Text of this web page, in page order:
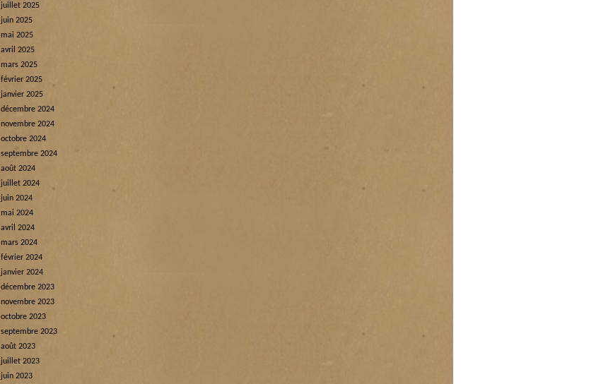
juillet 2025
juin 2025
mai 2025
avril 2025
mars 2025
février 2025
janvier 2025
décembre 2024
novembre 2024
octobre 2024
septembre 2024
août 2024
juillet 2024
juin 2024
mai 2024
avril 2024
mars 2024
février 2024
janvier 2024
décembre 2023
novembre 2023
octobre 2023
septembre 2023
août 2023
juillet 2023
juin 2023